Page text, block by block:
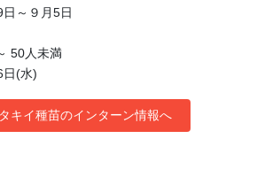
～９月5日
50人未満
日(水)
タキイ種苗のインターン情報へ